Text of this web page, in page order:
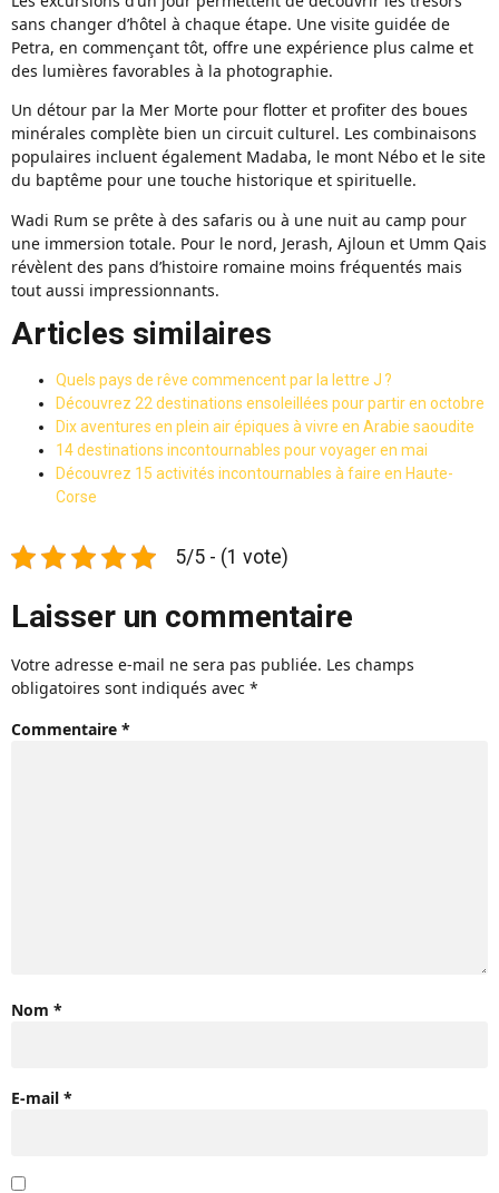
sans changer d’hôtel à chaque étape. Une visite guidée de
Petra, en commençant tôt, offre une expérience plus calme et
des lumières favorables à la photographie.
Un détour par la Mer Morte pour flotter et profiter des boues
minérales complète bien un circuit culturel. Les combinaisons
populaires incluent également Madaba, le mont Nébo et le site
du baptême pour une touche historique et spirituelle.
Wadi Rum se prête à des safaris ou à une nuit au camp pour
une immersion totale. Pour le nord, Jerash, Ajloun et Umm Qais
révèlent des pans d’histoire romaine moins fréquentés mais
tout aussi impressionnants.
Articles similaires
Quels pays de rêve commencent par la lettre J ?
Découvrez 22 destinations ensoleillées pour partir en octobre
Dix aventures en plein air épiques à vivre en Arabie saoudite
14 destinations incontournables pour voyager en mai
Découvrez 15 activités incontournables à faire en Haute-
Corse
5/5 - (1 vote)
Laisser un commentaire
Votre adresse e-mail ne sera pas publiée. Les champs
obligatoires sont indiqués avec *
Commentaire *
Nom *
E-mail *